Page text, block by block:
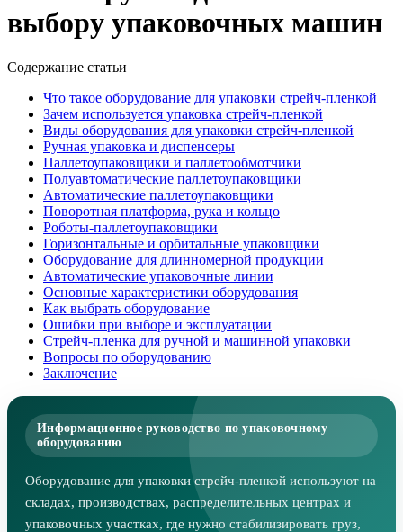
выбору упаковочных машин
Содержание статьи
Что такое оборудование для упаковки стрейч-пленкой
Зачем используется упаковка стрейч-пленкой
Виды оборудования для упаковки стрейч-пленкой
Ручная упаковка и диспенсеры
Паллетоупаковщики и паллетообмотчики
Полуавтоматические паллетоупаковщики
Автоматические паллетоупаковщики
Поворотная платформа, рука и кольцо
Роботы-паллетоупаковщики
Горизонтальные и орбитальные упаковщики
Оборудование для длинномерной продукции
Автоматические упаковочные линии
Основные характеристики оборудования
Как выбрать оборудование
Ошибки при выборе и эксплуатации
Стрейч-пленка для ручной и машинной упаковки
Вопросы по оборудованию
Заключение
Информационное руководство по упаковочному
оборудованию
Оборудование для упаковки стрейч-пленкой используют на
складах, производствах, распределительных центрах и
упаковочных участках, где нужно стабилизировать груз,